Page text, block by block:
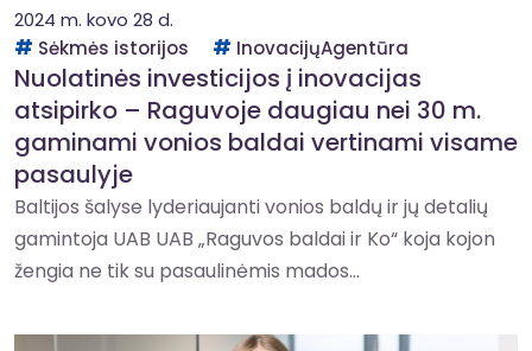
2024 m. kovo 28 d.
Sėkmės istorijos
InovacijųAgentūra
Nuolatinės investicijos į inovacijas
atsipirko – Raguvoje daugiau nei 30 m.
gaminami vonios baldai vertinami visame
pasaulyje
Baltijos šalyse lyderiaujanti vonios baldų ir jų detalių
gamintoja UAB UAB „Raguvos baldai ir Ko“ koja kojon
žengia ne tik su pasaulinėmis mados...